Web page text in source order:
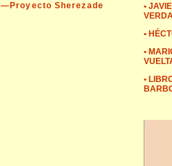
—Proyecto Sherezade
•
•
•
•